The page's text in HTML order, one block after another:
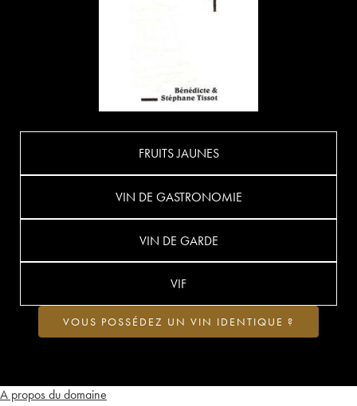
A propos du domaine
FRUITS JAUNES
VIN DE GASTRONOMIE
VIN DE GARDE
VIF
VOUS POSSÉDEZ UN VIN IDENTIQUE ?